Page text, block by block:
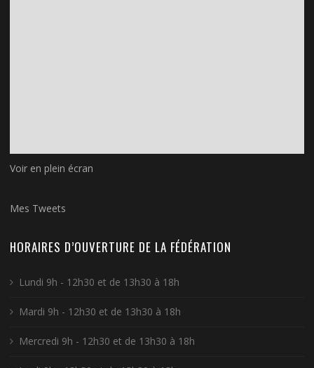
Voir en plein écran
Mes Tweets
HORAIRES D’OUVERTURE DE LA FÉDÉRATION
Lundi 9h - 12h30 et de 13h30 à 18h
Mardi 9h - 12h30 et de 13h30 à 18h
Mercredi 9h - 12h30 et de 13h30 à 18h